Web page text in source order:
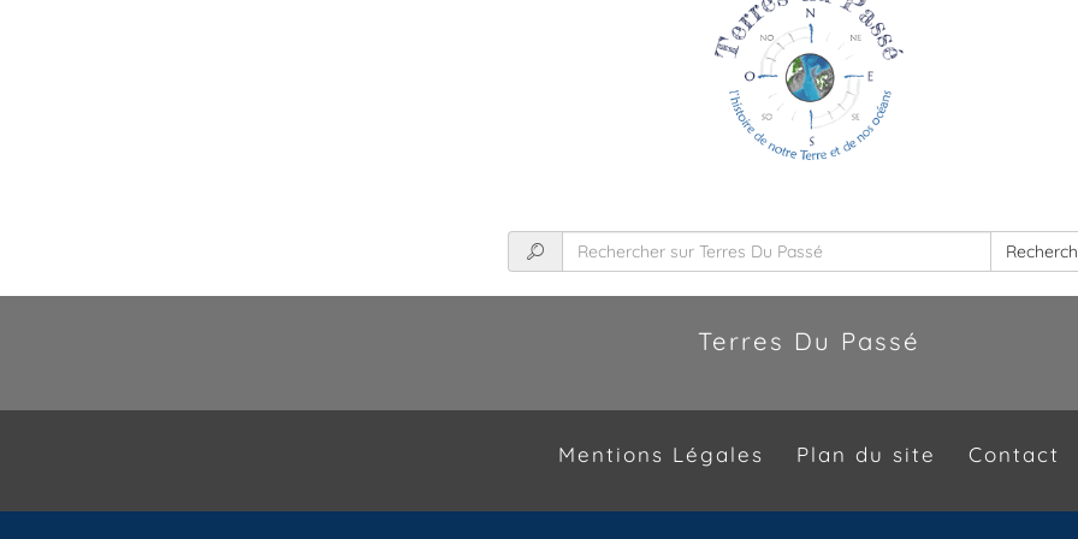
Terres Du Passé
Mentions Légales Plan du site Contact